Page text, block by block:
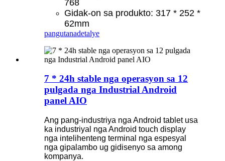
768
Gidak-on sa produkto: 317 * 252 *
62mm
pangutanadetalye
7 * 24h stable nga operasyon sa 12
pulgada nga Industrial Android
panel AIO
Ang pang-industriya nga Android tablet usa
ka industriyal nga Android touch display
nga intelihenteng terminal nga espesyal
nga gipalambo ug gidisenyo sa among
kompanya.